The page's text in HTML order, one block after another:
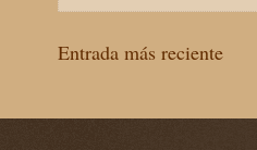
Entrada más reciente